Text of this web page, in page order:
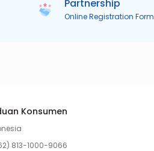
Partnership
Online Registration Form
Konsumen
813-1000-9066